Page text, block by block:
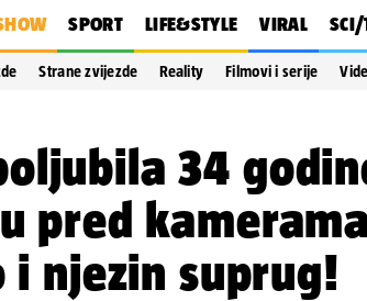
SPORT LIFE&STYLE VIRAL SCI/
Strane zvijezde Reality Filmovi i serije
34
pred
i njezin suprug!